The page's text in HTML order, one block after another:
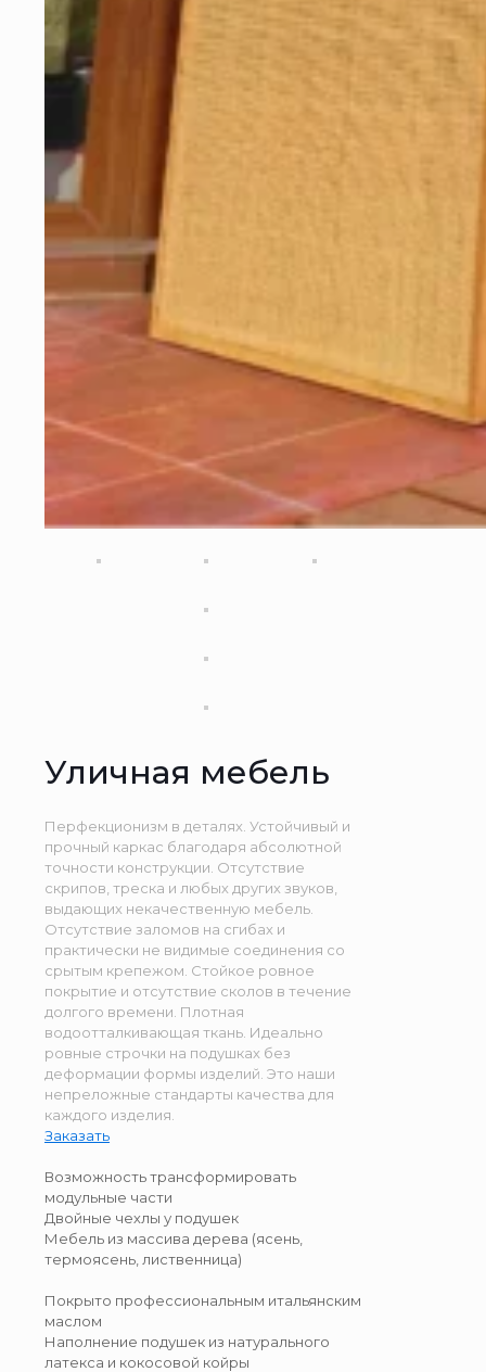
Уличная мебель
Перфекционизм в деталях. Устойчивый и
прочный каркас благодаря абсолютной
точности конструкции. Отсутствие
скрипов, треска и любых других звуков,
выдающих некачественную мебель.
Отсутствие заломов на сгибах и
практически не видимые соединения со
срытым крепежом. Стойкое ровное
покрытие и отсутствие сколов в течение
долгого времени. Плотная
водоотталкивающая ткань. Идеально
ровные строчки на подушках без
деформации формы изделий. Это наши
непреложные стандарты качества для
каждого изделия.
Заказать
Возможность трансформировать
модульные части
Двойные чехлы у подушек
Мебель из массива дерева (ясень,
термоясень, лиственница)
Покрыто профессиональным итальянским
маслом
Наполнение подушек из натурального
латекса и кокосовой койры